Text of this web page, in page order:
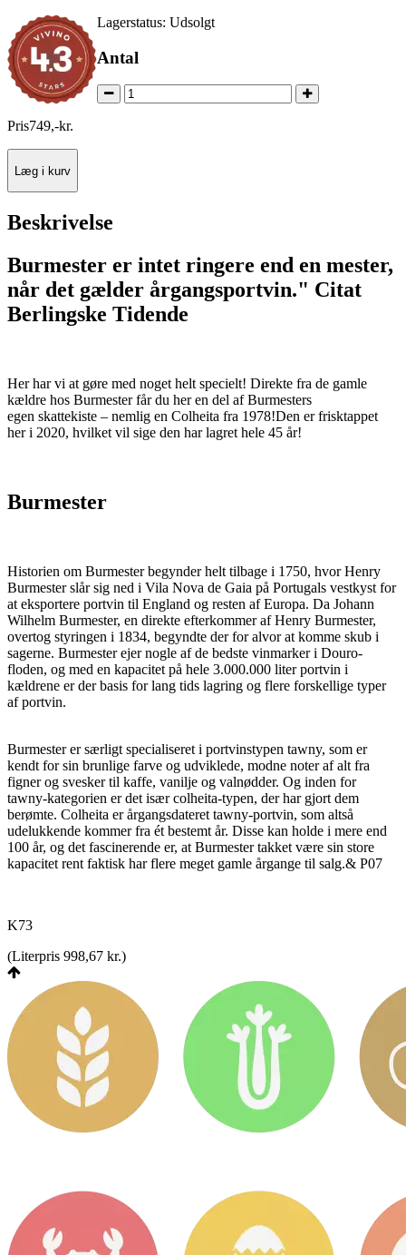
Lagerstatus: Udsolgt
Antal
Pris749,-kr.
Læg i kurv
Beskrivelse
Burmester er intet ringere end en mester,
når det gælder årgangsportvin." Citat
Berlingske Tidende
Her har vi at gøre med noget helt specielt! Direkte fra de gamle
kældre hos Burmester får du her en del af Burmesters
egen skattekiste – nemlig en Colheita fra 1978!Den er frisktappet
her i 2020, hvilket vil sige den har lagret hele 45 år!
Burmester
Historien om Burmester begynder helt tilbage i 1750, hvor Henry
Burmester slår sig ned i Vila Nova de Gaia på Portugals vestkyst for
at eksportere portvin til England og resten af Europa. Da Johann
Wilhelm Burmester, en direkte efterkommer af Henry Burmester,
overtog styringen i 1834, begyndte der for alvor at komme skub i
sagerne. Burmester ejer nogle af de bedste vinmarker i Douro-
floden, og med en kapacitet på hele 3.000.000 liter portvin i
kældrene er der basis for lang tids lagring og flere forskellige typer
af portvin.
Burmester er særligt specialiseret i portvinstypen tawny, som er
kendt for sin brunlige farve og udviklede, modne noter af alt fra
figner og svesker til kaffe, vanilje og valnødder. Og inden for
tawny-kategorien er det især colheita-typen, der har gjort dem
berømte. Colheita er årgangsdateret tawny-portvin, som altså
udelukkende kommer fra ét bestemt år. Disse kan holde i mere end
100 år, og det fascinerende er, at Burmester takket være sin store
kapacitet rent faktisk har flere meget gamle årgange til salg.& P07
K73
(Literpris 998,67 kr.)